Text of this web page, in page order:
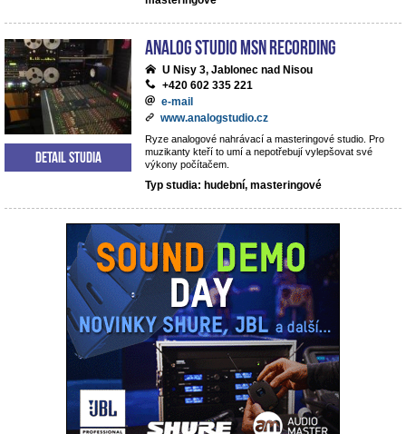
analog studio MSN recording
U Nisy 3, Jablonec nad Nisou
+420 602 335 221
e-mail
www.analogstudio.cz
Ryze analogové nahrávací a masteringové studio. Pro
muzikanty kteří to umí a nepotřebují vylepšovat své
výkony počítačem.
Typ studia: hudební, masteringové
Detail studia